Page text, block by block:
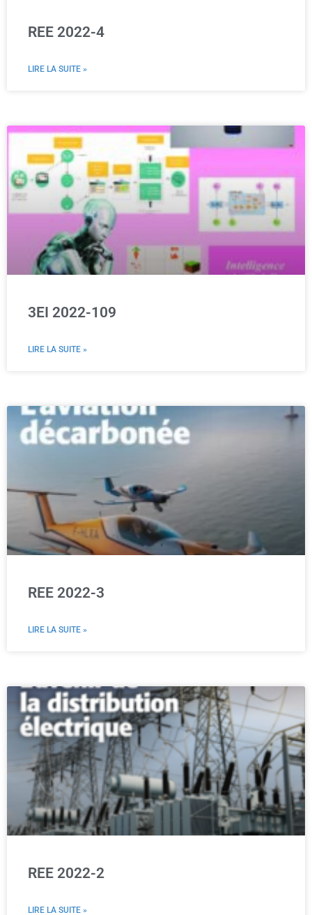
REE 2022-4
LIRE LA SUITE »
3EI 2022-109
LIRE LA SUITE »
REE 2022-3
LIRE LA SUITE »
REE 2022-2
LIRE LA SUITE »